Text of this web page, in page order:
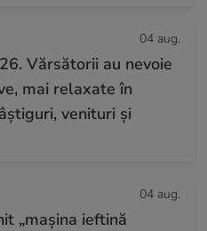
04 aug.
Vărsătorii au nevoie
mai relaxate în
venituri și
04 aug.
„mașina ieftină